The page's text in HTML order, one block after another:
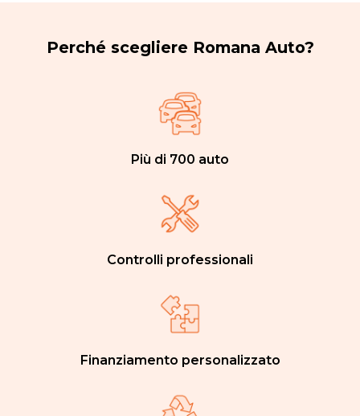
Perché scegliere Romana Auto?
Più di 700 auto
Controlli professionali
Finanziamento personalizzato